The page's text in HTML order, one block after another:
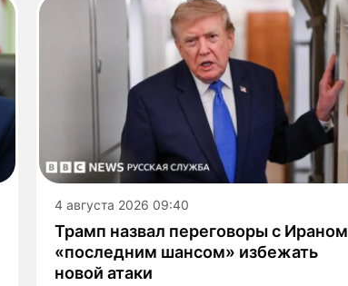
4 августа 2026 09:40
Трамп назвал переговоры с Ираном
«последним шансом» избежать
новой атаки